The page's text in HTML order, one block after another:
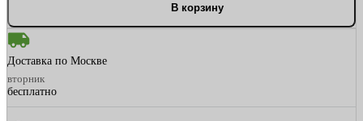
В корзину
Доставка по Москве
вторник
бесплатно